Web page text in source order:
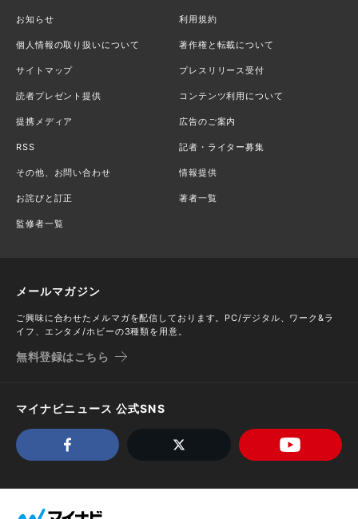
お知らせ 利用規約
個人情報の取り扱いについて 著作権と転載について
サイトマップ プレスリリース受付
読者プレゼント提供 コンテンツ利用について
提携メディア 広告のご案内
RSS 記者・ライター募集
その他、お問い合わせ 情報提供
お詫びと訂正 著者一覧
監修者一覧
メールマガジン
ご興味に合わせたメルマガを配信しております。PC/デジタル、ワーク&ラ
イフ、エンタメ/ホビーの3種類を用意。
無料登録はこちら
マイナビニュース 公式SNS